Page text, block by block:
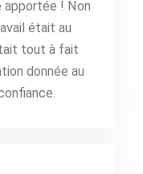
apportée ! Non
était au
tout à fait
donnée au